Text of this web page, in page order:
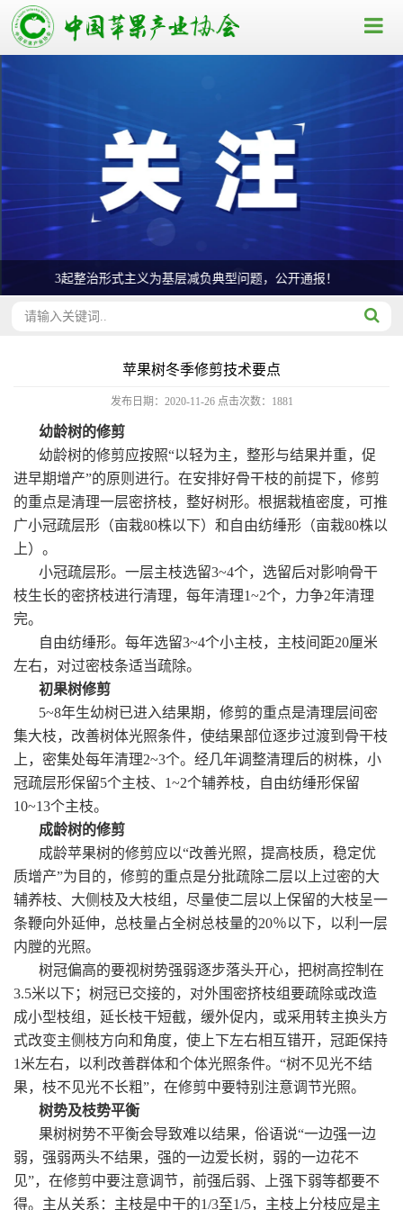
3起整治形式主义为基层减负典型问题，公开通报！
苹果树冬季修剪技术要点
发布日期：2020-11-26 点击次数： 1881
幼龄树的修剪
幼龄树的修剪应按照“以轻为主，整形与结果并重，促
进早期增产”的原则进行。在安排好骨干枝的前提下，修剪
的重点是清理一层密挤枝，整好树形。根据栽植密度，可推
广小冠疏层形（亩栽80株以下）和自由纺缍形（亩栽80株以
上）。
小冠疏层形。一层主枝选留3~4个，选留后对影响骨干
枝生长的密挤枝进行清理，每年清理1~2个，力争2年清理
完。
自由纺缍形。每年选留3~4个小主枝，主枝间距20厘米
左右，对过密枝条适当疏除。
初果树修剪
5~8年生幼树已进入结果期，修剪的重点是清理层间密
集大枝，改善树体光照条件，使结果部位逐步过渡到骨干枝
上，密集处每年清理2~3个。经几年调整清理后的树株，小
冠疏层形保留5个主枝、1~2个辅养枝，自由纺缍形保留
10~13个主枝。
成龄树的修剪
成龄苹果树的修剪应以“改善光照，提高枝质，稳定优
质增产”为目的，修剪的重点是分批疏除二层以上过密的大
辅养枝、大侧枝及大枝组，尽量使二层以上保留的大枝呈一
条鞭向外延伸，总枝量占全树总枝量的20％以下，以利一层
内膛的光照。
树冠偏高的要视树势强弱逐步落头开心，把树高控制在
3.5米以下；树冠已交接的，对外围密挤枝组要疏除或改造
成小型枝组，延长枝干短截，缓外促内，或采用转主换头方
式改变主侧枝方向和角度，使上下左右相互错开，冠距保持
1米左右，以利改善群体和个体光照条件。“树不见光不结
果，枝不见光不长粗”，在修剪中要特别注意调节光照。
树势及枝势平衡
果树树势不平衡会导致难以结果，俗语说“一边强一边
弱，强弱两头不结果，强的一边爱长树，弱的一边花不
见”，在修剪中要注意调节，前强后弱、上强下弱等都要不
得。主从关系：主枝是中干的1/3至1/5，主枝上分枝应是主